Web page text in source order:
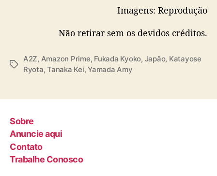
Z
January 11, 2023
Imagens: Reprodução
Não retirar sem os devidos créditos.
T
A2Z, Amazon Prime, Fukada Kyoko, Japão, Katayose
Ryota,Tanaka Kei,Yamada Amy
Sobre
Anuncie aqui
Contato
Trabalhe Conosco